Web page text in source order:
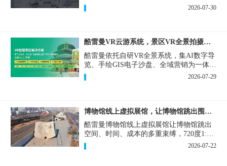
搬进手机、电脑大屏，既是工厂对外拓客
的数字化名片，也是内部管理、人员培训
2026-07-30
酷雷曼VR云游系统，景区VR全景拍摄制作一站式落地
酷雷曼依托自研VR全景系统，集AI数字导
览、手绘GIS电子沙盘、全域营销为一体，
打造从VR全景拍摄制作到成熟VR云游落
地案例。
2026-07-29
博物馆线上虚拟展馆，让博物馆跳出围墙让历史随处可及
酷雷曼博物馆线上虚拟展馆让博物馆跳出
空间、时间、成本的多重束缚，720度1:1
实景复刻的VR数字展厅，已经成为博物馆
数字化刚需新基建。
2026-07-22